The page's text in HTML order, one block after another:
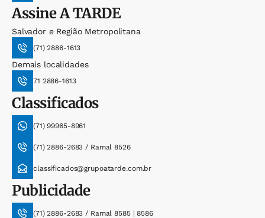
AssineA TARDE
Salvador e Região Metropolitana
(71) 2886-1613
Demais localidades
71 2886-1613
Classificados
(71) 99965-8961
(71) 2886-2683 / Ramal 8526
classificados@grupoatarde.com.br
Publicidade
(71) 2886-2683 / Ramal 8585 | 8586